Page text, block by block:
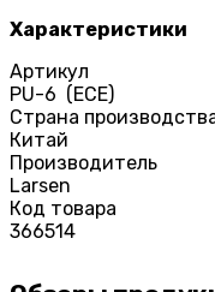
Характеристики
Артикул
PU-6 (ECE)
Страна
Китай
Производитель
Larsen
Код товара
366514